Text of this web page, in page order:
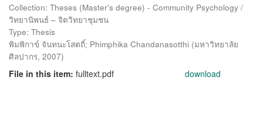
Collection: Theses (Master's degree) - Community Psychology /
วิทยานิพนธ์ – จิตวิทยาชุมชน
Type: Thesis
พิมพิกาข์ จันทนะโสตถิ์; Phimphika Chandanasotthi (มหาวิทยาลัย
ศิลปากร, 2007)
File in this item: fulltext.pdf download